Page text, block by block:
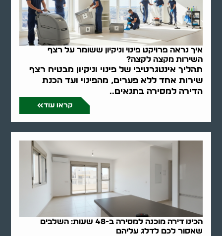
איך נראה פרויקט פינוי וניקיון ששומר על רצף
השירות מקצה לקצה?
תהליך אינטגרטיבי של פינוי וניקיון מבטיח רצף
שירות אחד ללא פערים, מהפינוי ועד הכנת
הדירה למסירה בתנאים..
קראו עוד
הכינו דירה מוכנה למסירה ב-48 שעות: השלבים
שאסור לכם לדלג עליהם